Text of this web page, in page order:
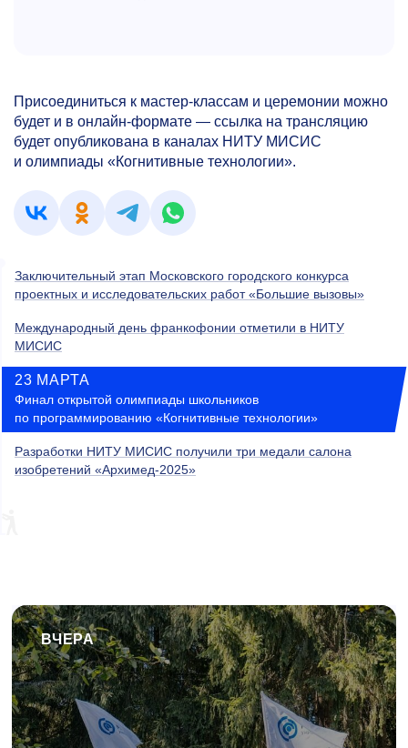
Присоединиться к мастер-классам и церемонии можно
будет и в онлайн-формате — ссылка на трансляцию
будет опубликована в каналах НИТУ МИСИС
и олимпиады «Когнитивные технологии».
Заключительный этап Московского городского конкурса
проектных и исследовательских работ «Большие вызовы»
Международный день франкофонии отметили в НИТУ
МИСИС
23 МАРТА
Финал открытой олимпиады школьников
по программированию «Когнитивные технологии»
Разработки НИТУ МИСИС получили три медали салона
изобретений «Архимед-2025»
ВЧЕРА